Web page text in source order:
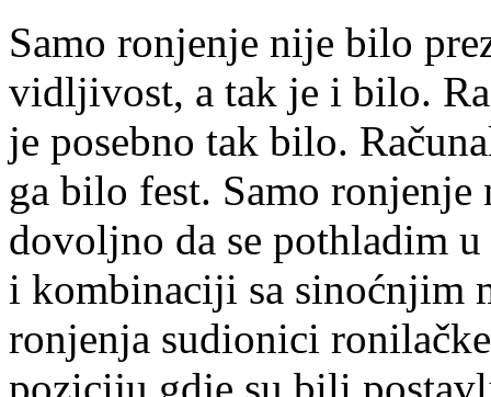
Samo ronjenje nije bilo
vidljivost, a tak je i bilo.
je posebno tak bilo.
ga bilo fest. Samo
dovoljno da se pothladim
i kombinaciji sa sinoćnjim
ronjenja sudionici
poziciju gdje su bili